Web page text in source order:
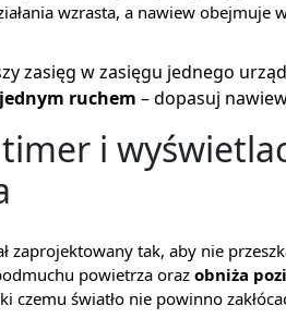
wzrasta, a nawiew obejmuje
zasięg w zasięgu jednego
ruchem – dopasuj
i
zaprojektowany tak, aby nie
powietrza oraz obniża
czemu światło nie powinno